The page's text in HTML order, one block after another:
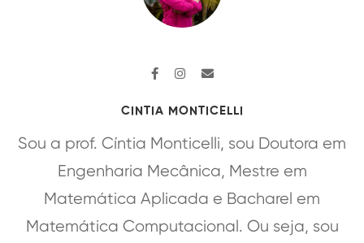
CINTIA MONTICELLI
Sou a prof. Cíntia Monticelli, sou Doutora em
Engenharia Mecânica, Mestre em
Matemática Aplicada e Bacharel em
Matemática Computacional. Ou seja, sou